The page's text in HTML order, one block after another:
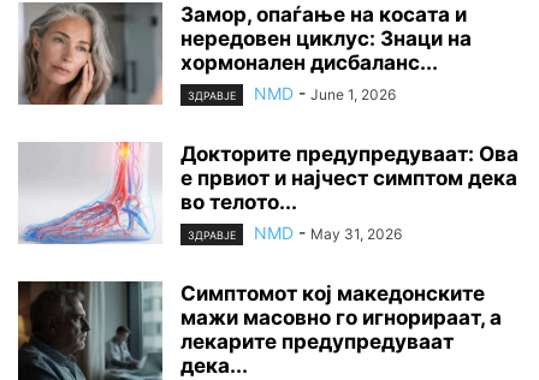
Замор, опаѓање на косата и
нередовен циклус: Знаци на
хормонален дисбаланс...
ЗДРАВЈЕ NMD - June 1, 2026
Докторите предупредуваат: Ова
е првиот и најчест симптом дека
во телото...
ЗДРАВЈЕ NMD - May 31, 2026
Симптомот кој македонските
мажи масовно го игнорираат, а
лекарите предупредуваат
дека...